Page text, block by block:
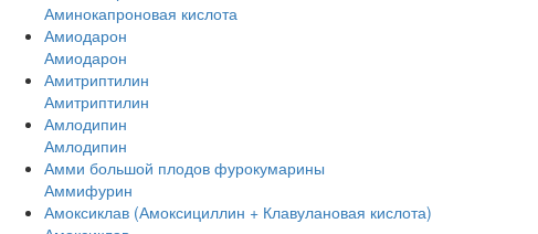
Аминокапроновая кислота
Амиодарон
Амиодарон
Амитриптилин
Амитриптилин
Амлодипин
Амлодипин
Амми большой плодов фурокумарины
Аммифурин
Амоксиклав (Амоксициллин + Клавулановая кислота)